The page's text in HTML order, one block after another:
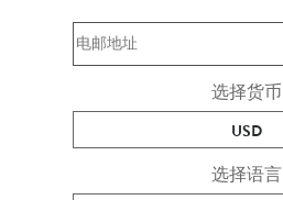
选择货币
USD
选择语言